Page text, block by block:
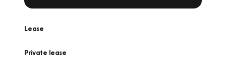
Lease
Private lease